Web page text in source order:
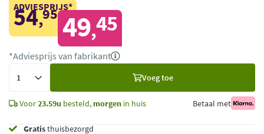
ADVIESPRIJS*
54,95 49,45
*Adviesprijs van fabrikant
Voeg toe
Voor23.59u besteld, morgen in huis Betaal met
Gratisthuisbezorgd